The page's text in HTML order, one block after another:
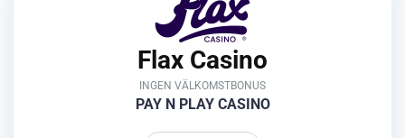
Flax Casino
INGEN VÄLKOMSTBONUS
PAY N PLAY CASINO